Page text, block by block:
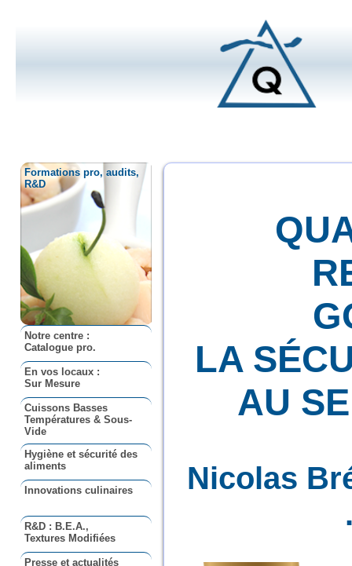
Formations pro, audits,
R&D
Notre centre :
Catalogue pro.
En vos locaux :
Sur Mesure
Cuissons Basses
Températures & Sous-
Vide
Hygiène et sécurité des
aliments
Innovations culinaires
R&D : B.E.A.,
Textures Modifiées
Presse et actualités
LA
AU
Nicolas